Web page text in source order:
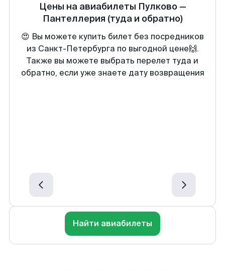
Цены на авиабилеты Пулково—
Пантеллерия (туда и обратно)
😍 Вы можете купить билет без посредников
из Санкт-Петербурга по выгодной цене🙌.
Также вы можете выбрать перелет туда и
обратно, если уже знаете дату возвращения
Найти авиабилеты